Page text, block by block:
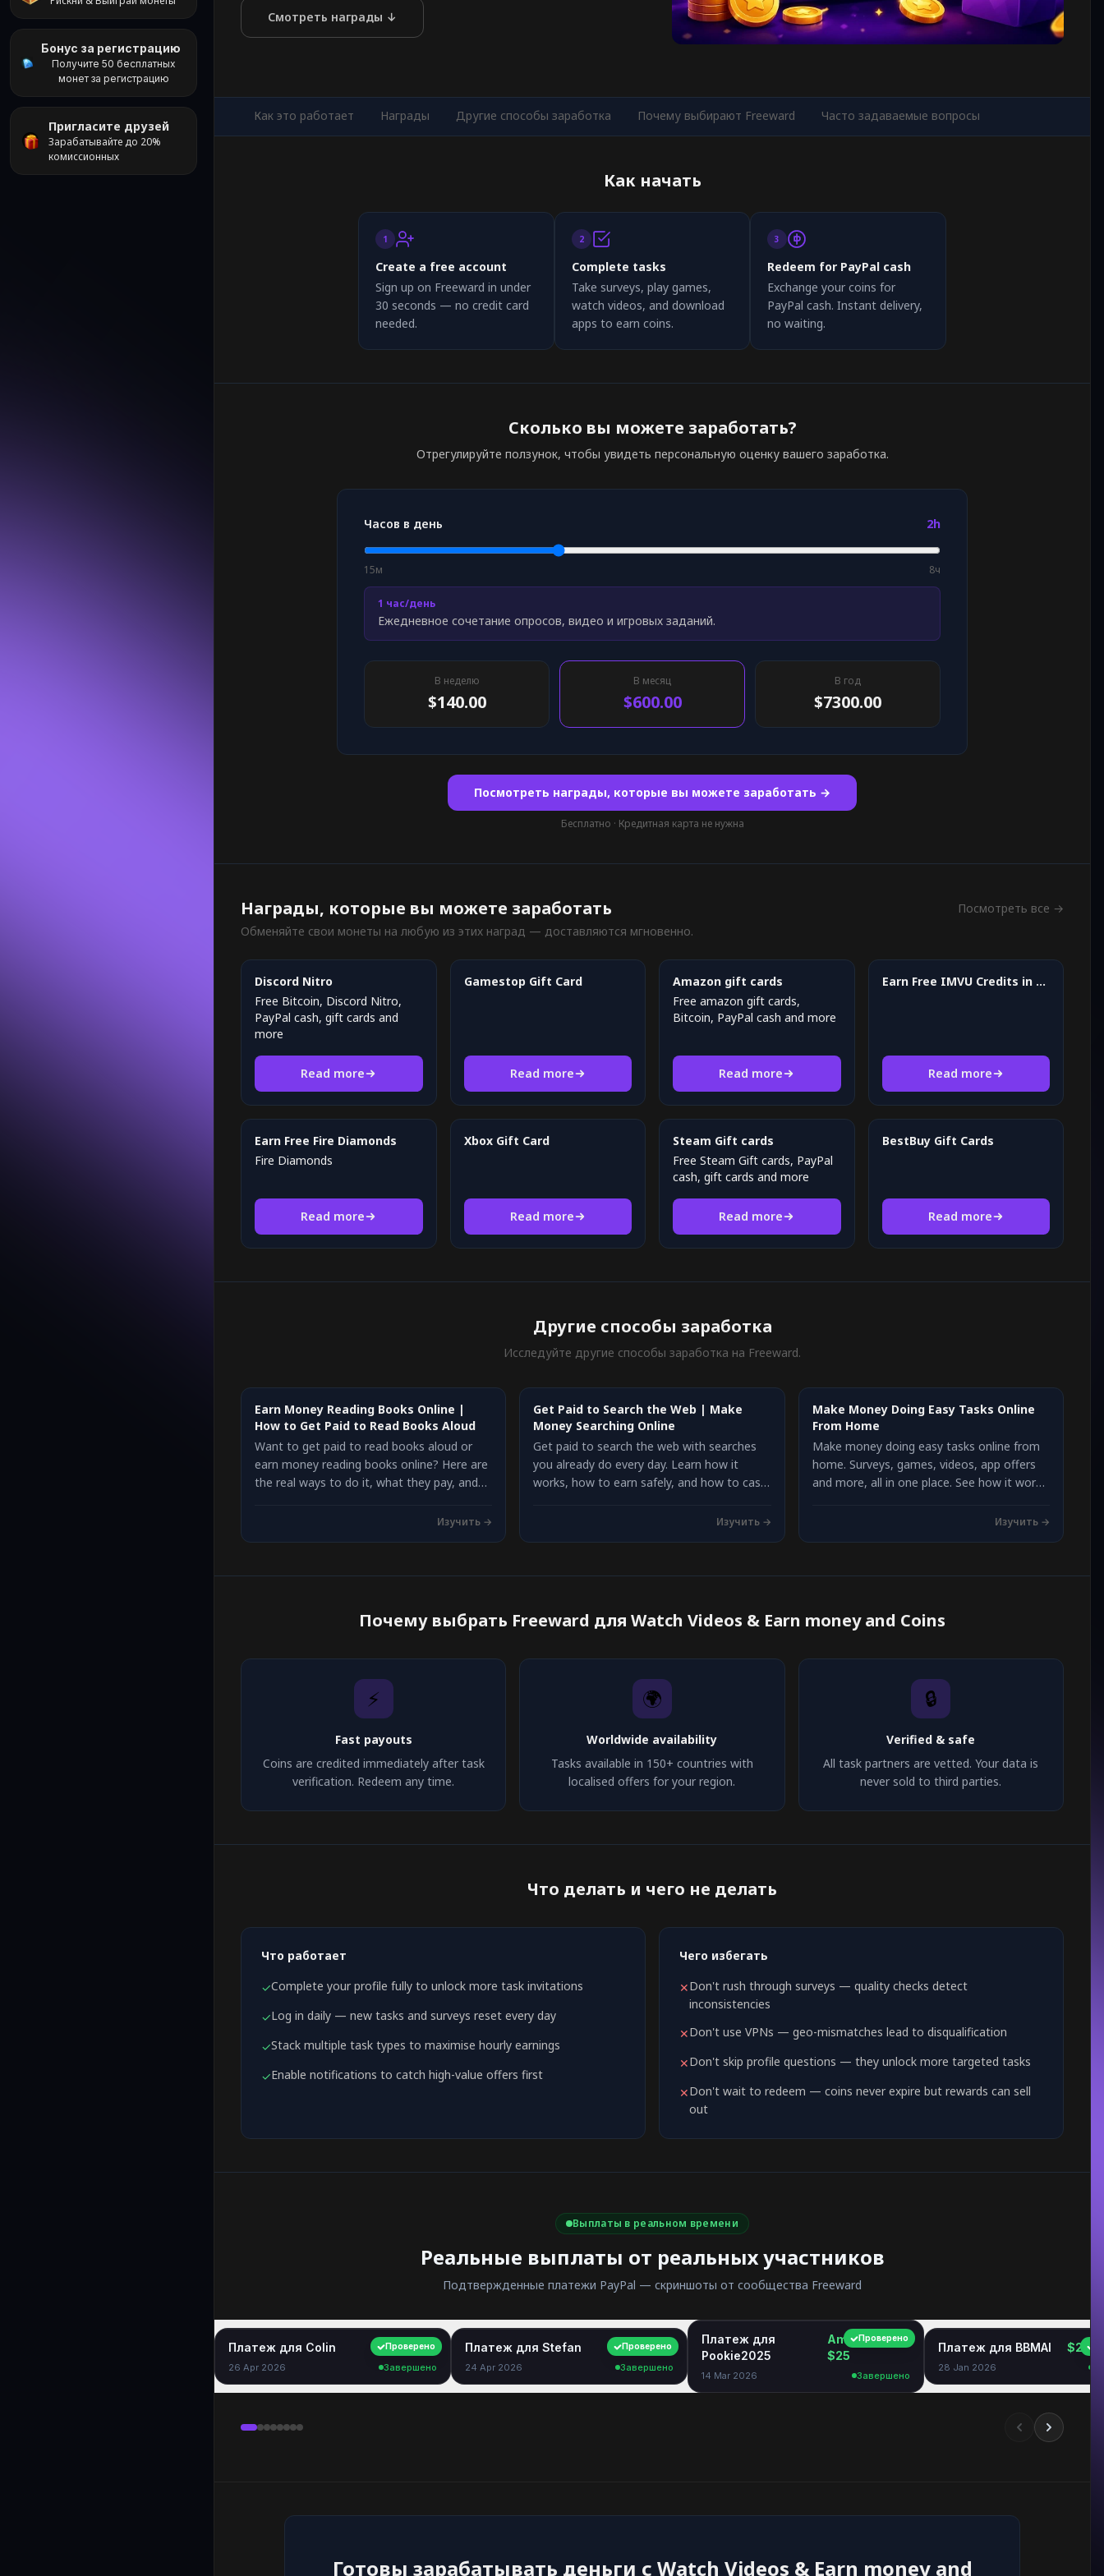
Бонус за регистрацию
Получите 50 бесплатных
монет за регистрацию
Пригласите друзей
Зарабатывайте до 20%
комиссионных
Смотреть награды ↓
Как это работает Награды Другие способы заработка Почему выбирают Freeward Часто задаваемые вопросы
Как начать
1
Create a free account
Sign up on Freeward in under
30 seconds — no credit card
needed.
2
Complete tasks
Take surveys, play games,
watch videos, and download
apps to earn coins.
3
Redeem for PayPal cash
Exchange your coins for
PayPal cash. Instant delivery,
no waiting.
Сколько вы можете заработать?
Отрегулируйте ползунок, чтобы увидеть персональную оценку вашего заработка.
Часов в день 2h
15м 8ч
1 час/день
Ежедневное сочетание опросов, видео и игровых заданий.
В неделю
$140.00
В месяц
$600.00
В год
$7300.00
Посмотреть награды, которые вы можете заработать →
Бесплатно · Кредитная карта не нужна
Награды, которые вы можете заработать
Обменяйте свои монеты на любую из этих наград — доставляются мгновенно.
Посмотреть все →
Discord Nitro
Free Bitcoin, Discord Nitro,
PayPal cash, gift cards and
more
Read more
Gamestop Gift Card
Read more
Amazon gift cards
Free amazon gift cards,
Bitcoin, PayPal cash and more
Read more
Earn Free IMVU Credits in 2026
Read more
Earn Free Fire Diamonds
Fire Diamonds
Read more
Xbox Gift Card
Read more
Steam Gift cards
Free Steam Gift cards, PayPal
cash, gift cards and more
Read more
BestBuy Gift Cards
Read more
Другие способы заработка
Исследуйте другие способы заработка на Freeward.
Earn Money Reading Books Online |
How to Get Paid to Read Books Aloud
Want to get paid to read books aloud or
earn money reading books online? Here are
the real ways to do it, what they pay, and
Изучить →
Get Paid to Search the Web | Make
Money Searching Online
Get paid to search the web with searches
you already do every day. Learn how it
works, how to earn safely, and how to cash
Изучить →
Make Money Doing Easy Tasks Online
From Home
Make money doing easy tasks online from
home. Surveys, games, videos, app offers
and more, all in one place. See how it works
Изучить →
Почему выбрать Freeward для Watch Videos & Earn money and Coins
⚡
Fast payouts
Coins are credited immediately after task
verification. Redeem any time.
🌍
Worldwide availability
Tasks available in 150+ countries with
localised offers for your region.
🔒
Verified & safe
All task partners are vetted. Your data is
never sold to third parties.
Что делать и чего не делать
Что работает
✓Complete your profile fully to unlock more task invitations
✓Log in daily — new tasks and surveys reset every day
✓Stack multiple task types to maximise hourly earnings
✓Enable notifications to catch high-value offers first
Чего избегать
✕Don't rush through surveys — quality checks detect
inconsistencies
✕Don't use VPNs — geo-mismatches lead to disqualification
✕Don't skip profile questions — they unlock more targeted tasks
✕Don't wait to redeem — coins never expire but rewards can sell
out
Выплаты в реальном времени
Реальные выплаты от реальных участников
Подтвержденные платежи PayPal — скриншоты от сообщества Freeward
Проверено
Платеж для Colin $40.00
26 Apr 2026 Завершено
Проверено
Платеж для Stefan $35.00
24 Apr 2026 Завершено
Проверено
Платеж для
Pookie2025
Amazon GC
$25
14 Mar 2026 Завершено
Платеж для BBMAI $2.06
28 Jan 2026
Готовы зарабатывать деньги с Watch Videos & Earn money and